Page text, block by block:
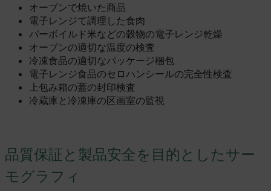
オーブンで焼いた商品
電子レンジて調理した食肉
パーボイルド米などの穀物の電子レンジ乾燥
オーブンの適切な温度の検査
冷凍食品の適切なパッケージ梱包
電子レンジ食品のセロハンシールの完全性検査
上包み箱の蓋の封印検査
冷蔵庫と冷凍庫の区画室の監視
品質保証と製品安全を目的としたサー
モグラフィ